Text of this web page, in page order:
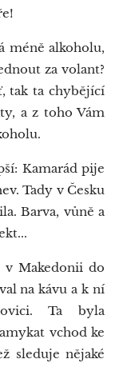
méně alkoholu,
za volant?
tak ta chybějící
a z toho Vám
Kamarád pije
Tady v Česku
Barva, vůně a
Makedonii do
na kávu a k ní
Ta byla
vchod ke
sleduje nějaké